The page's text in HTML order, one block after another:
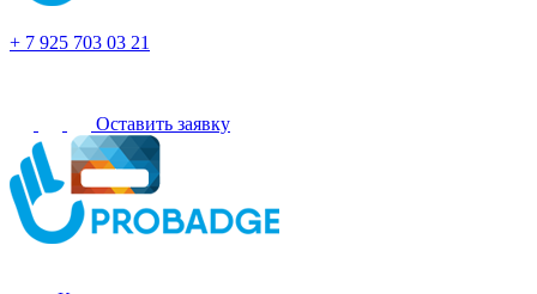
+ 7 925 703 03 21
Оставить заявку